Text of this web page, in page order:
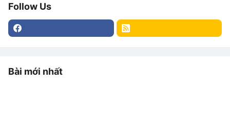
Follow Us
Bài mới nhất